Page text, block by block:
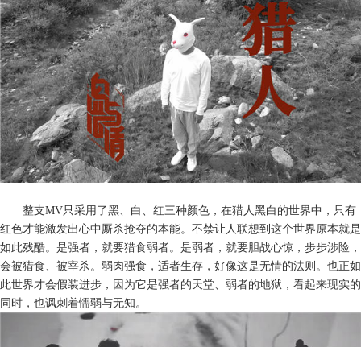
整支MV只采用了黑、白、红三种颜色 ， 在猎人黑白的世界中，只有
红色才能激发出心中厮杀抢夺的本能。不禁让人联想到这个世界原本就是
如此残酷。是强者，就要猎食弱者。是弱者，就要胆战心惊，步步涉险，
会被猎食、被宰杀。弱肉强食，适者生存，好像这是无情的法则。也正如
此世界才会假装进步，因为它是强者的天堂、弱者的地狱 ， 看起来现实的
同时 ， 也讽刺 着懦弱与无知 。